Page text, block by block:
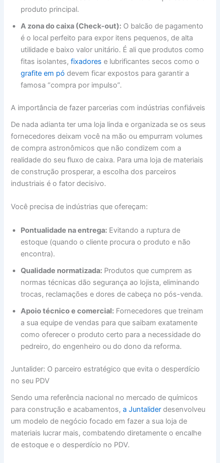
produto principal.
A zona do caixa (Check-out): O balcão de pagamento
é o local perfeito para expor itens pequenos, de alta
utilidade e baixo valor unitário. É ali que produtos como
fitas isolantes,fixadores e lubrificantes secos como o
grafite em pó devem ficar expostos para garantir a
famosa “compra por impulso”.
A importância de fazer parcerias com indústrias confiáveis
De nada adianta ter uma loja linda e organizada se os seus
fornecedores deixam você na mão ou empurram volumes
de compra astronômicos que não condizem com a
realidade do seu fluxo de caixa. Para uma loja de materiais
de construção prosperar, a escolha dos parceiros
industriais é o fator decisivo.
Você precisa de indústrias que ofereçam:
Pontualidade na entrega: Evitando a ruptura de
estoque (quando o cliente procura o produto e não
encontra).
Qualidade normatizada: Produtos que cumprem as
normas técnicas dão segurança ao lojista, eliminando
trocas, reclamações e dores de cabeça no pós-venda.
Apoio técnico e comercial: Fornecedores que treinam
a sua equipe de vendas para que saibam exatamente
como oferecer o produto certo para a necessidade do
pedreiro, do engenheiro ou do dono da reforma.
Juntalider: O parceiro estratégico que evita o desperdício
no seu PDV
Sendo uma referência nacional no mercado de químicos
para construção e acabamentos,a Juntalider desenvolveu
um modelo de negócio focado em fazer a sua loja de
materiais lucrar mais, combatendo diretamente o encalhe
de estoque e o desperdício no PDV.